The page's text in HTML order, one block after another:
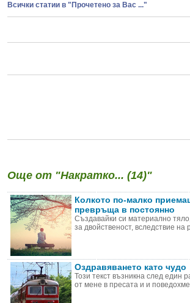
Всички статии в "Прочетено за Вас ..."
Още от "Накратко... (14)"
Колкото по-малко
превръща в постоянно
Създавайки си материално
за двойственост, вследствие
Оздравяването като чудо
Този текст възникна след
от мене в пресата и и